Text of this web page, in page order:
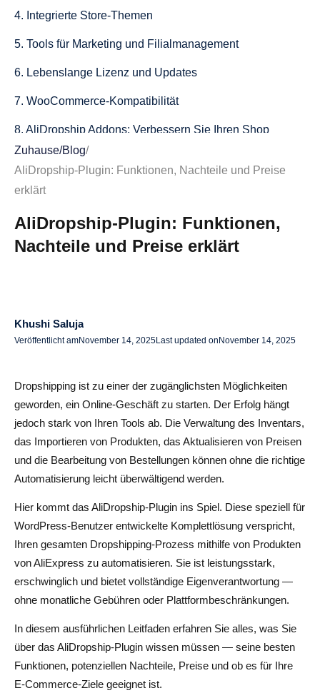
4. Integrierte Store-Themen
5. Tools für Marketing und Filialmanagement
6. Lebenslange Lizenz und Updates
7. WooCommerce-Kompatibilität
8. AliDropship Addons: Verbessern Sie Ihren Shop
Nachteile und Dinge, die es zu beachten gilt
1. Kompatibilität nur mit WordPress
2. Manuelle Anpassung erforderlich
3. Abhängigkeit von Lieferanten
Preise und Rabatte für AliDropship
Für wen ist es am besten?
AliDropship im Vergleich zu anderen Dropshipping-
Lösungen
AliDropship im Vergleich zu Mitbewerbern: Wie
schneidet es ab?
1. AliDropship gegen AliDrop
2. AliDropship gegen DSers
Kundensupport und Community
Profis
Zuhause/Blog/
AliDropship-Plugin: Funktionen, Nachteile und Preise
erklärt
AliDropship-Plugin: Funktionen,
Nachteile und Preise erklärt
Khushi Saluja
Veröffentlicht amNovember 14, 2025Last updated on November 14, 2025
Dropshipping ist zu einer der zugänglichsten Möglichkeiten
geworden, ein Online-Geschäft zu starten. Der Erfolg hängt
jedoch stark von Ihren Tools ab. Die Verwaltung des Inventars,
das Importieren von Produkten, das Aktualisieren von Preisen
und die Bearbeitung von Bestellungen können ohne die richtige
Automatisierung leicht überwältigend werden.
Hier kommt das AliDropship-Plugin ins Spiel. Diese speziell für
WordPress-Benutzer entwickelte Komplettlösung verspricht,
Ihren gesamten Dropshipping-Prozess mithilfe von Produkten
von AliExpress zu automatisieren. Sie ist leistungsstark,
erschwinglich und bietet vollständige Eigenverantwortung —
ohne monatliche Gebühren oder Plattformbeschränkungen.
In diesem ausführlichen Leitfaden erfahren Sie alles, was Sie
über das AliDropship-Plugin wissen müssen — seine besten
Funktionen, potenziellen Nachteile, Preise und ob es für Ihre
E-Commerce-Ziele geeignet ist.